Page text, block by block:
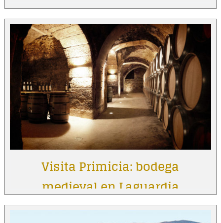
Visita Primicia: bodega
medieval en Laguardia